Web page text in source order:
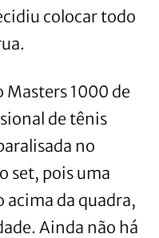
colocar todo
Masters 1000 de
de tênis
no
set, pois uma
acima da quadra,
Ainda não há